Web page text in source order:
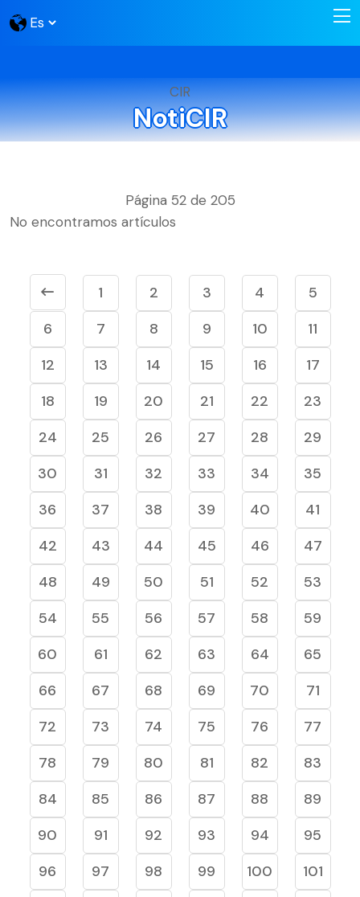
CIR
NotiCIR
Página 52 de 205
No encontramos artículos
1 2 3 4
5
6
7 8 9 10
11
12
13 14 15 16
17
18
19 20 21 22
23
24
25 26 27 28
29
30
31 32 33 34
35
36
37 38 39 40
41
42
43 44 45 46
47
48
49 50 51 52
53
54
55 56 57 58
59
60
61 62 63 64
65
66
67 68 69 70
71
72
73 74 75 76
77
78
79 80 81 82
83
84
85 86 87 88
89
90
91 92 93 94
95
96
97 98 99 100
101